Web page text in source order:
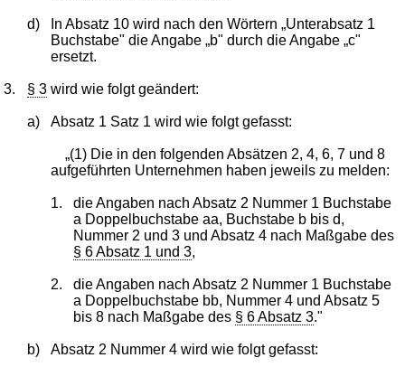
d)
In Absatz 10 wird nach den Wörtern „Unterabsatz 1
Buchstabe" die Angabe „b" durch die Angabe „c"
ersetzt.
3. § 3 wird wie folgt geändert:
a) Absatz 1 Satz 1 wird wie folgt gefasst:
„(1) Die in den folgenden Absätzen 2, 4, 6, 7 und 8
aufgeführten Unternehmen haben jeweils zu melden:
1.
die Angaben nach Absatz 2 Nummer 1 Buchstabe
a Doppelbuchstabe aa, Buchstabe b bis d,
Nummer 2 und 3 und Absatz 4 nach Maßgabe des
§ 6 Absatz 1 und 3,
2.
die Angaben nach Absatz 2 Nummer 1 Buchstabe
a Doppelbuchstabe bb, Nummer 4 und Absatz 5
bis 8 nach Maßgabe des § 6 Absatz 3."
b) Absatz 2 Nummer 4 wird wie folgt gefasst: